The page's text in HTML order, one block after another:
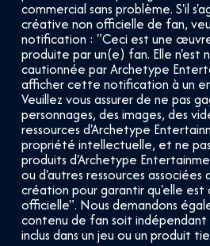
commercial sans problème. S'il
créative non officielle de fan,
notification : "Ceci est une
produite par un(e) fan. Elle n'est
cautionnée par Archetype
afficher cette notification à un
Veuillez vous assurer de ne pas
personnages, des images, des
ressources d'Archetype
propriété intellectuelle, et ne
produits d'Archetype
ou d'autres ressources associées
création pour garantir qu'elle est
officielle". Nous demandons
contenu de fan soit
inclus dans un jeu ou un produit